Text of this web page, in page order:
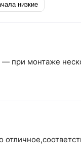
низкие
при монтаже